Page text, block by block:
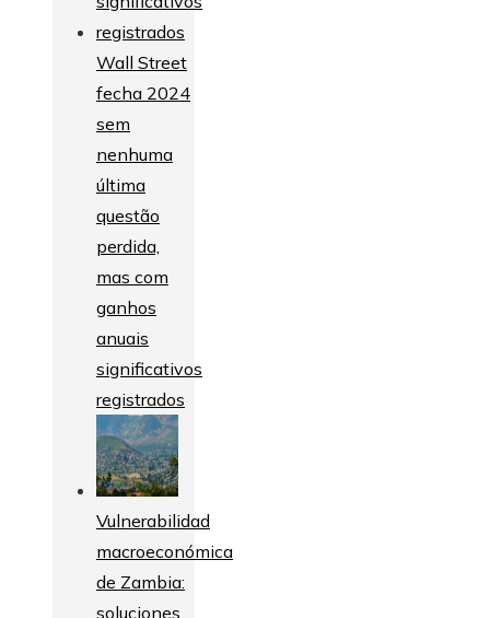
Wall Street
fecha 2024
sem
nenhuma
última
questão
perdida,
mas com
ganhos
anuais
significativos
registrados
Vulnerabilidad
macroeconómica
de Zambia:
soluciones